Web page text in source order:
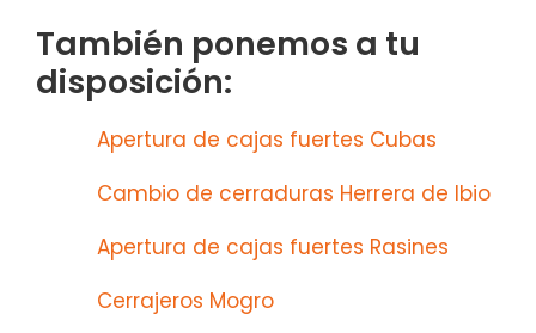
También ponemos a tu
disposición:
Apertura de cajas fuertes Cubas
Cambio de cerraduras Herrera de Ibio
Apertura de cajas fuertes Rasines
Cerrajeros Mogro